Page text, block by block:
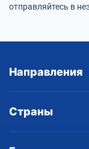
отправляйтесь в
Направления
Страны